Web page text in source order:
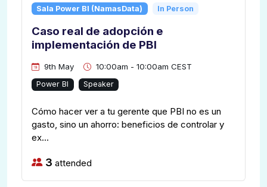
Sala Power BI (NamasData) In Person
Caso real de adopción e
implementación de PBI
9th May 10:00am - 10:00am CEST
Power BI Speaker
Cómo hacer ver a tu gerente que PBI no es un
gasto, sino un ahorro: beneficios de controlar y
ex...
3 attended